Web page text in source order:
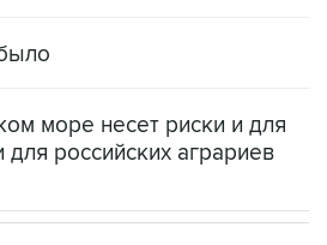
море несет риски и для
российских аграриев